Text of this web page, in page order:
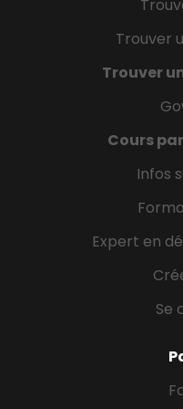
Trouver
Trouver
Cours
Infos
Expert en
Se